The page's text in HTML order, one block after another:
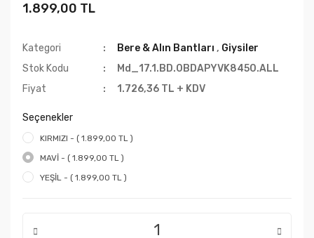
1.899,00 TL
Kategori Bere & Alın Bantları , Giysiler
Stok Kodu
Md_17.1.BD.0BDAPYVK8450.ALL
Fiyat
1.726,36 TL + KDV
Seçenekler
KIRMIZI - ( 1.899,00 TL )
MAVİ - ( 1.899,00 TL )
YEŞİL - ( 1.899,00 TL )